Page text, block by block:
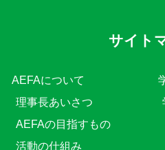
サイト
AEFAについて
理事長あいさつ
AEFAの目指すもの
活動の仕組み